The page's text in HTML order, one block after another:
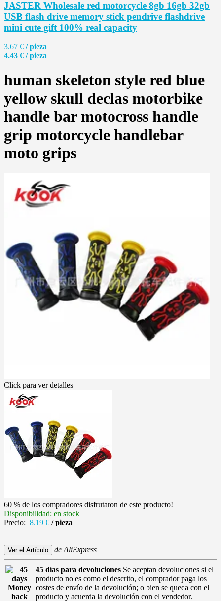
JASTER Wholesale red motorcycle 8gb 16gb 32gb
USB flash drive memory stick pendrive flashdrive
mini cute gift 100% real capacity
3.67 € / pieza
4.43 € / pieza
human skeleton style red blue
yellow skull declas motorbike
handle bar motocross handle
grip motorcycle handlebar
moto grips
Click para ver detalles
60 % de los compradores disfrutaron de este producto!
Disponibilidad: en stock
Precio: 8.19 € / pieza
de AliExpress
45 días para devoluciones Se aceptan devoluciones si el
producto no es como el descrito, el comprador paga los
costes de envío de la devolución; o bien se queda con el
producto y acuerda la devolución con el vendedor.